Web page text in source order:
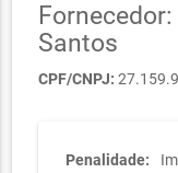
Santos
CPF/CNPJ:
Penalidade: